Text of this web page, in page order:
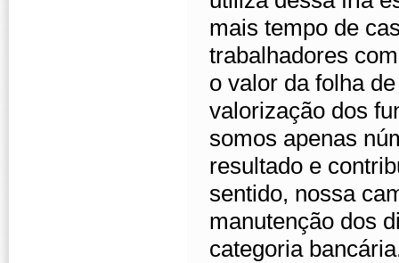
mais tempo de
trabalhadores
o valor da folha
valorização dos
somos apenas
resultado e
sentido, nossa
manutenção dos
categoria